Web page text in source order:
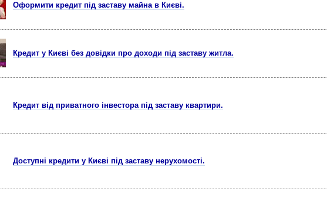
Оформити кредит під заставу майна в Києві.
Кредит у Києві без довідки про доходи під заставу житла.
Кредит від приватного інвестора під заставу квартири.
Доступні кредити у Києві під заставу нерухомості.